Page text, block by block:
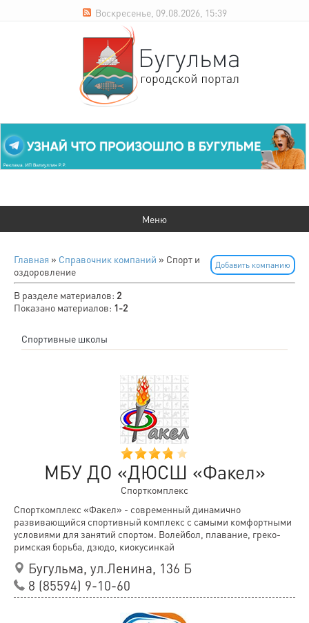
Воскресенье, 09.08.2026, 15:39
Главная » Справочник компаний » Спорт и
оздоровление
Добавить компанию
В разделе материалов: 2
Показано материалов: 1-2
Спортивные школы
МБУ ДО «ДЮСШ «Факел»
Спорткомплекс
Спорткомплекс «Факел» - современный динамично
развивающийся спортивный комплекс с самыми комфортными
условиями для занятий спортом. Волейбол, плавание, греко-
римская борьба, дзюдо, киокусинкай
Бугульма, ул.Ленина, 136 Б
8 (85594) 9-10-60